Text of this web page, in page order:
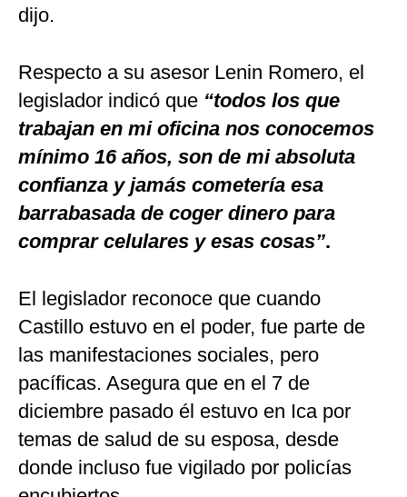
dijo.
Respecto a su asesor Lenin Romero, el
legislador indicó que “todos los que
trabajan en mi oficina nos conocemos
mínimo 16 años, son de mi absoluta
confianza y jamás cometería esa
barrabasada de coger dinero para
comprar celulares y esas cosas”.
El legislador reconoce que cuando
Castillo estuvo en el poder, fue parte de
las manifestaciones sociales, pero
pacíficas. Asegura que en el 7 de
diciembre pasado él estuvo en Ica por
temas de salud de su esposa, desde
donde incluso fue vigilado por policías